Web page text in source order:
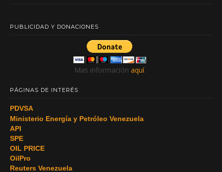
PUBLICIDAD Y DONACIONES
Mas información aquí.
PÁGINAS DE INTERÉS
PDVSA
Ministerio Energía y Petróleo Venezuela
API
SPE
OIL PRICE
OilPro
Reuters Venezuela